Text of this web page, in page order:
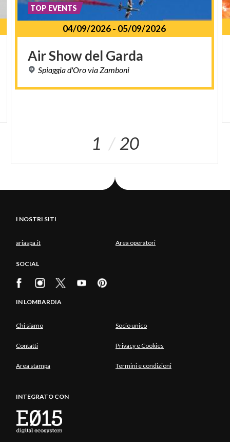
04/09/2026- 05/09/2026
AirShowdel Garda
Spiaggiad'OroviaZamboni
TOP EVENTS
1 20
I NOSTRI SITI
ariaspa.it Area operatori
SOCIAL
IN LOMBARDIA
Chi siamo Socio unico
Contatti Privacy e Cookies
Area stampa Termini e condizioni
INTEGRATO CON